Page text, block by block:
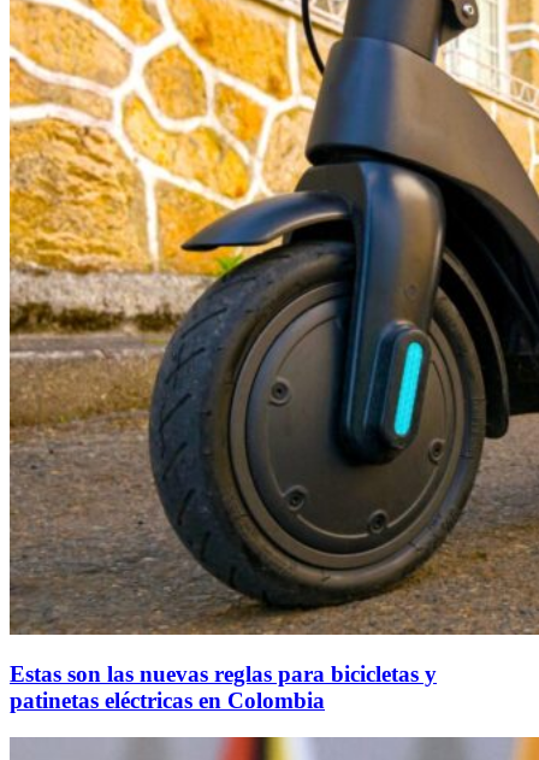
Estas son las nuevas reglas para bicicletas y
patinetas eléctricas en Colombia